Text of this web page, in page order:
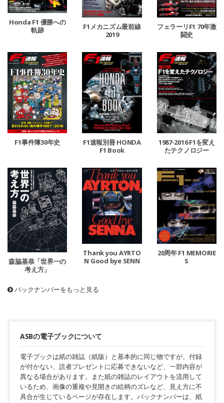
Honda F1 優勝への
軌跡
F1メカニズム最前線
2019
フェラーリF1 70年激
闘史
F1事件簿30年史
F1速報別冊 HONDA
F1 Book
1987-2016 F1を変え
たテクノロジー
森脇基恭「世界一の
考え方」
Thank you AYRTO
N Good bye SENN
20周年 F1 MEMORIE
S
バックナンバーをもっと見る
ASBの電子ブックについて
電子ブックは紙の雑誌（紙版）と基本的に同じ物ですが、付録
が付かない、読者プレゼントに応募できないなど、一部内容が
異なる場合があります。また紙の雑誌のレイアウトを流用して
いるため、画像の重複や見開きの絵柄のズレなど、見え方に不
具合が生じているページが存在します。バックナンバーは、紙